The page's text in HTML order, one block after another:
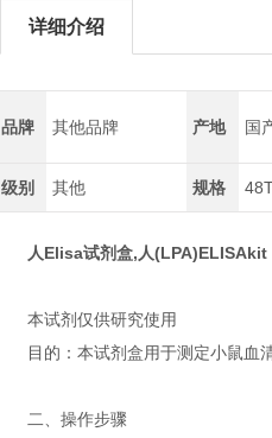
详细介绍
品牌 其他品牌 产地 国
级别 其他 规格
人Elisa试剂盒,人(LPA)ELISAkit
本试剂仅供研究使用
目的：本试剂盒用于测定小鼠血清
二、操作步骤